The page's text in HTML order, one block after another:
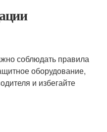
соблюдать правила
оборудование,
и избегайте